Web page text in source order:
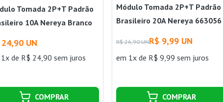
Tomada 2P+T Padrão
10A Nereya Branco
UN
de R$ 24,90 sem juros
COMPRAR
Módulo Tomada 2P+T Padrão
Brasileiro 20A Nereya 663056
R$ 26,90 UNR$ 9,99 UN
em 1x de R$ 9,99 sem juros
COMPRAR